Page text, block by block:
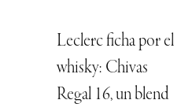
Leclerc ficha por el
whisky: Chivas
Regal 16, un blend